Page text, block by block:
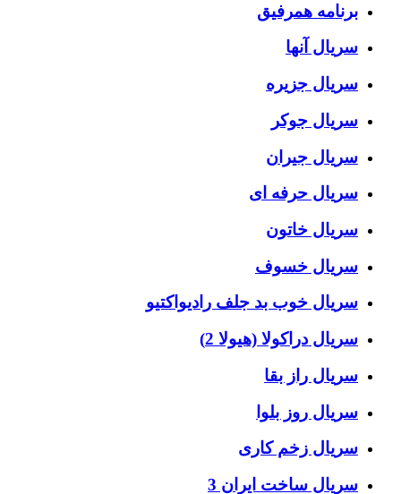
برنامه همرفیق
سریال آنها
سریال جزیره
سریال جوکر
سریال جیران
سریال حرفه ای
سریال خاتون
سریال خسوف
سریال خوب بد جلف رادیواکتیو
سریال دراکولا (هیولا 2)
سریال راز بقا
سریال روز بلوا
سریال زخم کاری
سریال ساخت ایران 3